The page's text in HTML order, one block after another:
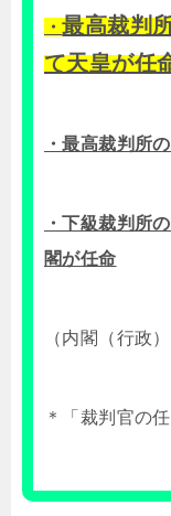
・最高裁判
て天皇が任
・最高裁判所
・下級裁判所
閣が任命
（内閣（行政
＊「裁判官の